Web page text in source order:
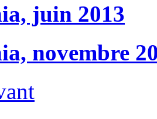
juin 2013
novembre